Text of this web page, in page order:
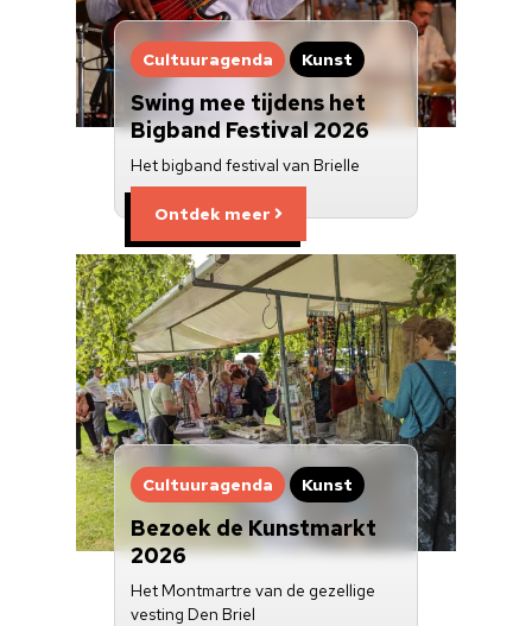
Cultuuragenda Kunst
Swing mee tijdens het
Bigband Festival 2026
Het bigband festival van Brielle
Ontdek meer
Cultuuragenda Kunst
Bezoek de Kunstmarkt
2026
Het Montmartre van de gezellige
vesting Den Briel